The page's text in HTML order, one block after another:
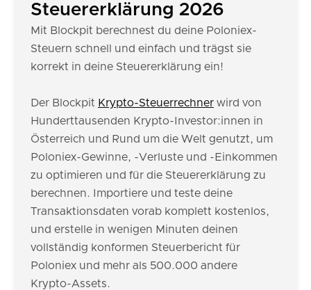
Steuererklärung 2026
Mit Blockpit berechnest du deine Poloniex-
Steuern schnell und einfach und trägst sie
korrekt in deine Steuererklärung ein!
Der Blockpit Krypto-Steuerrechner wird von
Hunderttausenden Krypto-Investor:innen in
Österreich und Rund um die Welt genutzt, um
Poloniex-Gewinne, -Verluste und -Einkommen
zu optimieren und für die Steuererklärung zu
berechnen. Importiere und teste deine
Transaktionsdaten vorab komplett kostenlos,
und erstelle in wenigen Minuten deinen
vollständig konformen Steuerbericht für
Poloniex und mehr als 500.000 andere
Krypto-Assets.